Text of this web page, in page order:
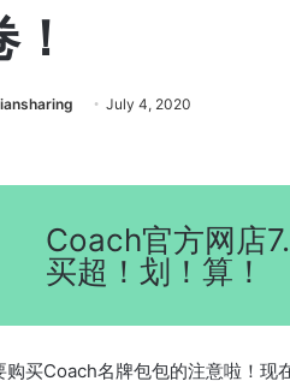
July 4, 2020
Coach官方网店
买超！划！算！
购买Coach名牌包包的注意啦！现